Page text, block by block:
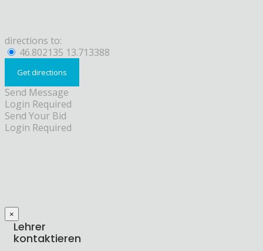
directions to:
46.802135 13.713388
Send Message
Login Required
Send Your Bid
Login Required
×
Lehrer
kontaktieren